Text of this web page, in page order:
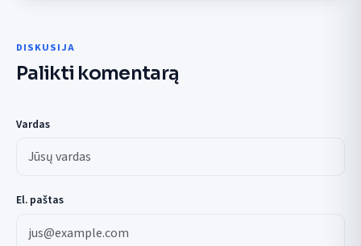
DISKUSIJA
Palikti komentarą
Vardas
El. paštas